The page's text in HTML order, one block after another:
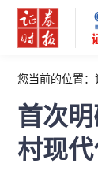
您当前的位置：
首次
村现